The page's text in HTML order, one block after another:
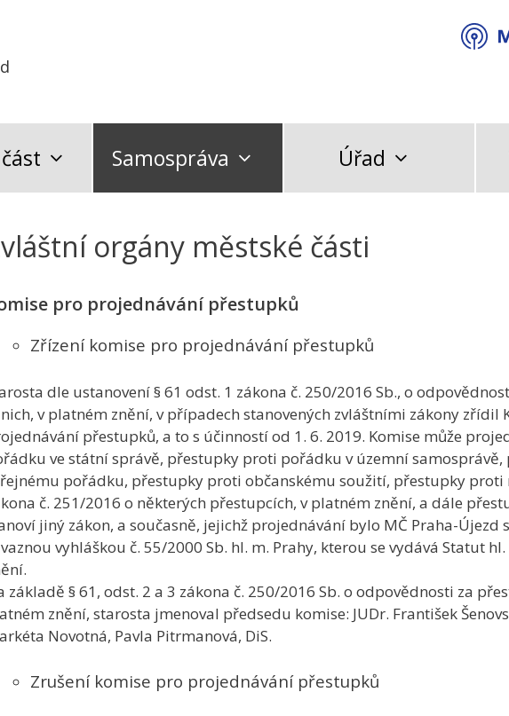
Samospráva Úřad
orgány městské části
pro projednávání přestupků
Zřízení komise pro projednávání přestupků
dle ustanovení § 61 odst. 1 zákona č. 250/2016 Sb., o
v platném znění, v případech stanovených zvláštními zákony zřídil
přestupků, a to s účinností od 1. 6. 2019. Komise může
ve státní správě, přestupky proti pořádku v územní
pořádku, přestupky proti občanskému soužití, přestupky proti
č. 251/2016 o některých přestupcích, v platném znění, a dále
jiný zákon, a současně, jejichž projednávání bylo MČ Praha-Újezd
vyhláškou č. 55/2000 Sb. hl. m. Prahy, kterou se vydává Statut
základě § 61, odst. 2 a 3 zákona č. 250/2016 Sb. o odpovědnosti za
znění, starosta jmenoval předsedu komise: JUDr. František
Novotná, Pavla Pitrmanová, DiS.
Zrušení komise pro projednávání přestupků